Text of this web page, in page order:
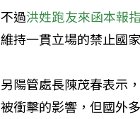
不過洪姓跑友來函本報
維持一貫立場的禁止國
另陽管處長陳茂春表示
被衝擊的影響，但國外